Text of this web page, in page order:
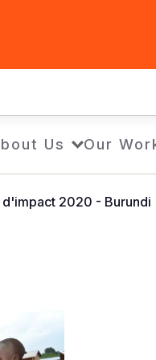
Us Our
d'impact 2020 - Burundi